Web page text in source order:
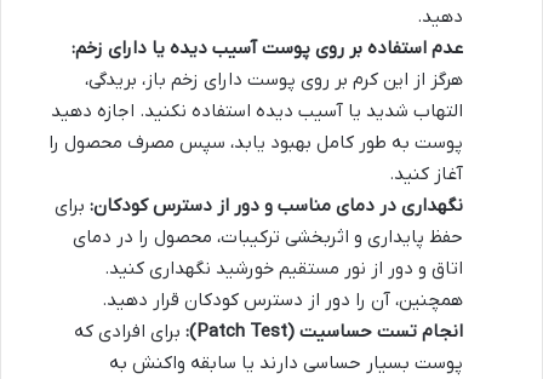
دهید.
عدم استفاده بر روی پوست آسیب دیده یا دارای زخم:
هرگز از این کرم بر روی پوست دارای زخم باز، بریدگی،
التهاب شدید یا آسیب دیده استفاده نکنید. اجازه دهید
پوست به طور کامل بهبود یابد، سپس مصرف محصول را
آغاز کنید.
نگهداری در دمای مناسب و دور از دسترس کودکان: برای
حفظ پایداری و اثربخشی ترکیبات، محصول را در دمای
اتاق و دور از نور مستقیم خورشید نگهداری کنید.
همچنین، آن را دور از دسترس کودکان قرار دهید.
انجام تست حساسیت (Patch Test):
برای افرادی که
پوست بسیار حساسی دارند یا سابقه واکنش به